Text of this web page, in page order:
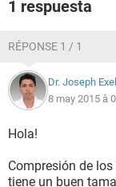
1 respuesta
RÉPONSE 1 / 1
Dr. Joseph
8 may 2015 à
Hola!
Compresión de
tiene un buen